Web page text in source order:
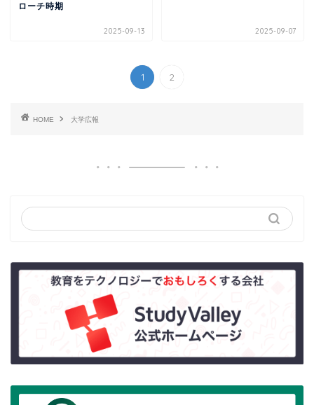
ローチ時期
2025-09-13 2025-09-07
1 2
HOME 大学広報